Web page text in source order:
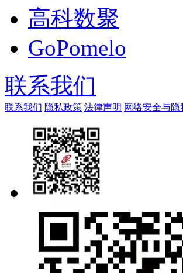
高科数聚
GoPomelo
联系我们
联系我们 隐私政策 法律声明 网络安全与隐